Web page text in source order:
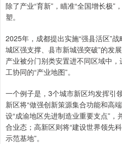
除了产业“育新”，瞄准“全国增长极”
塑。
2025年，成都提出实施“强县活区”
城区强支撑、县市新城强突破”的发
产业被分门别类安置进不同区域中
工协同的“产业地图”。
一个例子是，3个城市新区均发挥引
新区将“做强创新策源集合功能和高
设“成渝地区先进制造业重要支点”
合业态；高新区则将“建设世界领先
示范基地”。